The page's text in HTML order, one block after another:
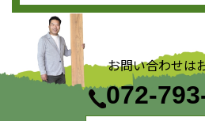
お問い合わせは
072-